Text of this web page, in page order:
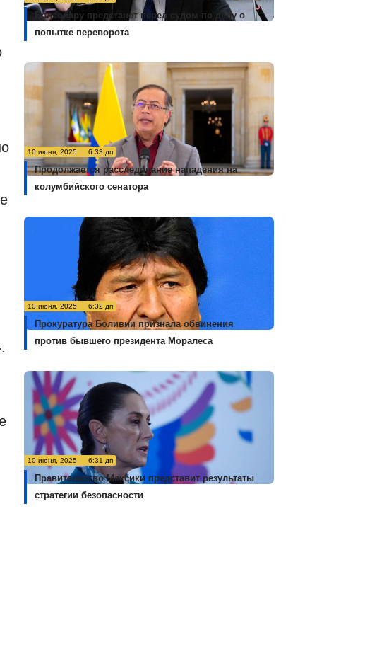
Болсонару предстанет перед судом по делу о
попытке переворота
10 июня, 2025 6:33 дп
Продолжается расследование нападения на
колумбийского сенатора
10 июня, 2025 6:32 дп
Прокуратура Боливии признала обвинения
против бывшего президента Моралеса
10 июня, 2025 6:31 дп
Правительство Мексики представит результаты
стратегии безопасности